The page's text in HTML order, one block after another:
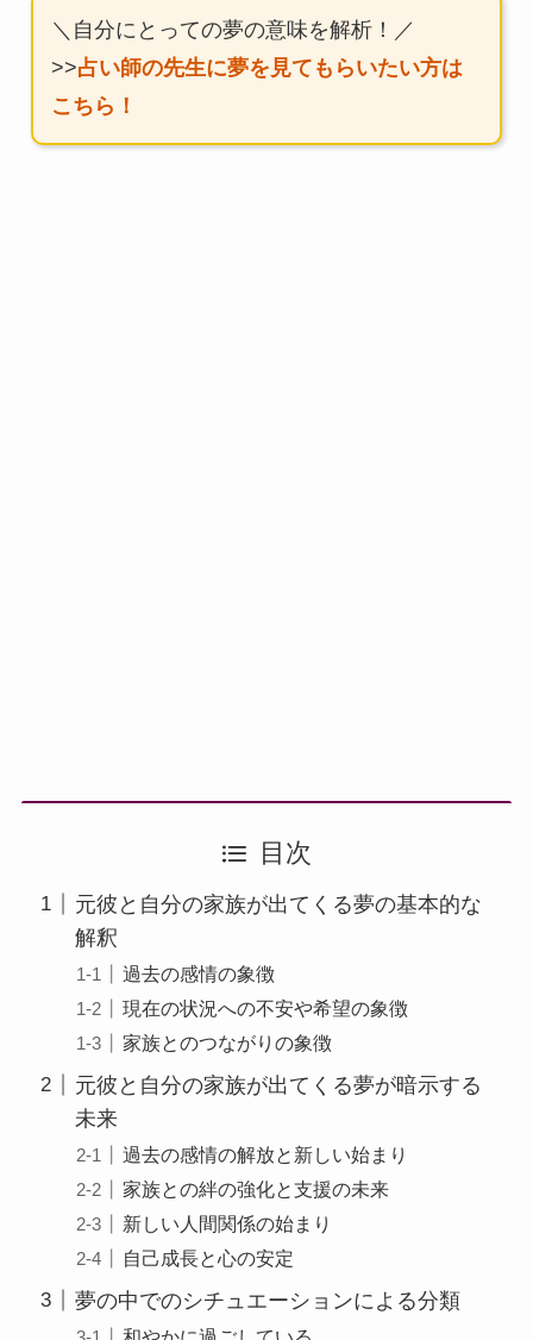
＼自分にとっての夢の意味を解析！／
>>占い師の先生に夢を見てもらいたい方は
こちら！
目次
元彼と自分の家族が出てくる夢の基本的な
解釈
過去の感情の象徴
現在の状況への不安や希望の象徴
家族とのつながりの象徴
元彼と自分の家族が出てくる夢が暗示する
未来
過去の感情の解放と新しい始まり
家族との絆の強化と支援の未来
新しい人間関係の始まり
自己成長と心の安定
夢の中でのシチュエーションによる分類